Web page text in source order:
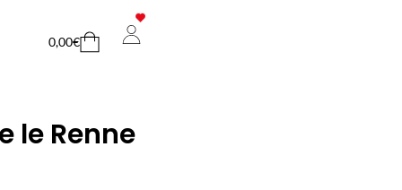
0,00€Cart
le Renne